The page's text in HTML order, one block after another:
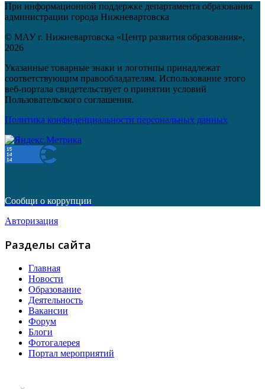
При информационной поддержке департамента образования
администрации города Нижневартовска
© МАУ г. Нижневартовска «Центр развития образования»,
2026
Указанные товарные знаки и логотипы принадлежат
соответствующим правообладателям. Использование этого
веб-портала свидетельствует о принятии условий
Пользовательского соглашения.
Политика конфиденциальности персональных данных
Сообщи о коррупции
Авторизация
Разделы сайта
Главная
Новости
Образование
Деятельность
Вакансии
Форум
Блоги
Фотогалерея
Портал мероприятий